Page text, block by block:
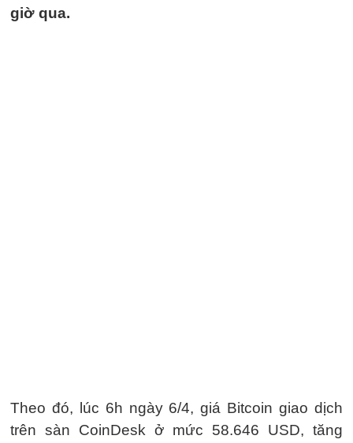
giờ qua.
Theo đó, lúc 6h ngày 6/4, giá Bitcoin giao dịch
trên sàn CoinDesk ở mức 58.646 USD, tăng